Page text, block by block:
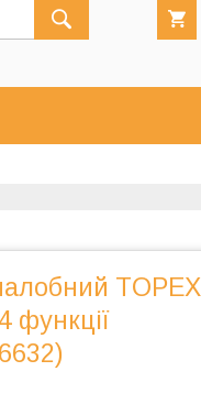
TOPEX
функції